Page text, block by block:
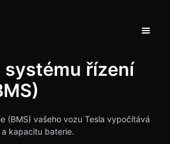
Podpora Home
Kontakt
systému řízení
(BMS) vašeho vozu Tesla vypočítává
kapacitu baterie.